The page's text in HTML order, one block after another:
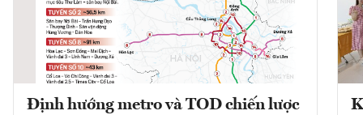
Định hướng metro và TOD chiến lược